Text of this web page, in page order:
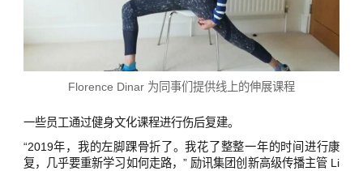
Florence Dinar 为同事们提供线上的伸展课程
一些员工通过健身文化课程进行伤后复建。
“2019年，我的左脚踝骨折了。我花了整整一年的时间进行康
复，几乎要重新学习如何走路，” 励讯集团创新高级传播主管 Li